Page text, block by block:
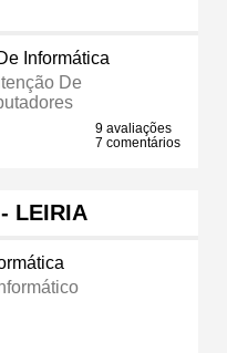
Informática
De
9 avaliações
7 comentários
LEIRIA